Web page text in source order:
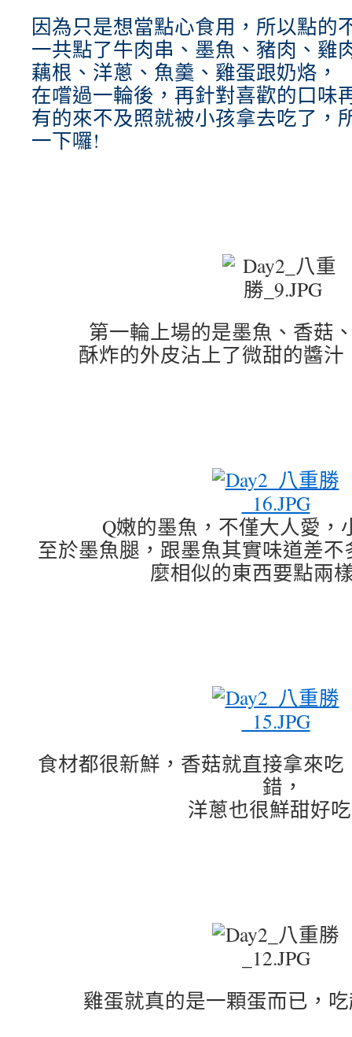
因為只是想當點心食用，所以點的
一共點了牛肉串、墨魚、豬肉、雞
藕根、洋蔥、魚羹、雞蛋跟奶烙，
在嚐過一輪後，再針對喜歡的口味
有的來不及照就被小孩拿去吃了，
一下囉!
第一輪上場的是墨魚、香菇
酥炸的外皮沾上了微甜的醬
Q嫩的墨魚，不僅大人愛，
至於墨魚腿，跟墨魚其實味道差
麼相似的東西要點兩
食材都很新鮮，香菇就直接拿來
錯，
洋蔥也很鮮甜好
雞蛋就真的是一顆蛋而已，